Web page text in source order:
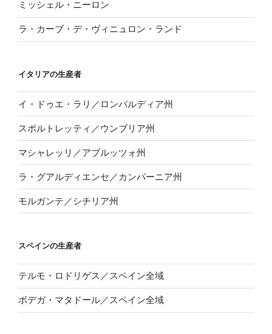
ミッシェル・ニーロン
ラ・カーブ・デ・ヴィニュロン・ランド
イタリアの生産者
イ・ドゥエ・ラリ／ロンバルディア州
スポルトレッティ／ウンブリア州
マシャレッリ／アブルッツォ州
ラ・グアルディエンセ／カンパーニア州
モルガンテ／シチリア州
スペインの生産者
テルモ・ロドリゲス／スペイン全域
ボデガ・マタドール／スペイン全域